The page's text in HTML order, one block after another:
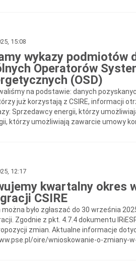
15:08
wykazy podmiotów
Operatorów
(OSD)
na podstawie: danych
już korzystają z CSIRE, informacji
Sprzedawcy energii, którzy
którzy umożliwiają zawarcie umowy
12:17
kwartalny okres
CSIRE
było zgłaszać do 30 września
Zgodnie z pkt. 4.7.4 dokumentu
zmian. Aktualne informacje
oire/wnioskowanie-o-zmiany-